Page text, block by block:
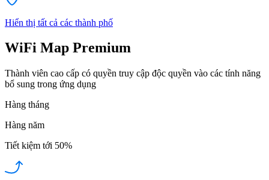
Hiển thị tất cả các thành phố
WiFi Map Premium
Thành viên cao cấp có quyền truy cập độc quyền vào các tính năng
bổ sung trong ứng dụng
Hàng tháng
Hàng năm
Tiết kiệm tới 50%